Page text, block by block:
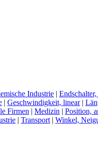
Industrie |
| Geschwindigkeit, linear|
Firmen | Medizin | Position,
| Transport | Winkel,